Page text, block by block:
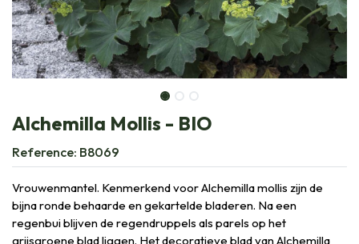
Alchemilla Mollis - BIO
Reference: B8069
Vrouwenmantel. Kenmerkend voor Alchemilla mollis zijn de
bijna ronde behaarde en gekartelde bladeren. Na een
regenbui blijven de regendruppels als parels op het
grijsgroene blad liggen. Het decoratieve blad van Alchemilla